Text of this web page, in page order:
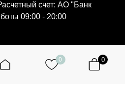
0 0
счет: АО "Банк
09:00 - 20:00
права защищены